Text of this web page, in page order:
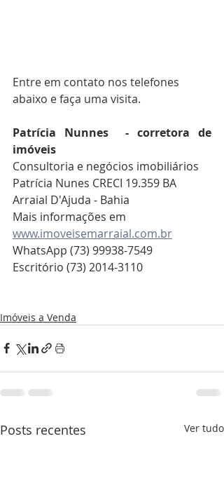
Entre em contato nos telefones
abaixo e faça uma visita.
Patrícia Nunnes  - corretora de
imóveis
Consultoria e negócios imobiliários
Patrícia Nunes CRECI 19.359 BA
Arraial D'Ajuda - Bahia
Mais informações em
www.imoveisemarraial.com.br
WhatsApp (73) 99938-7549
Escritório (73) 2014-3110
Imóveis a Venda
Posts recentes Ver tudo